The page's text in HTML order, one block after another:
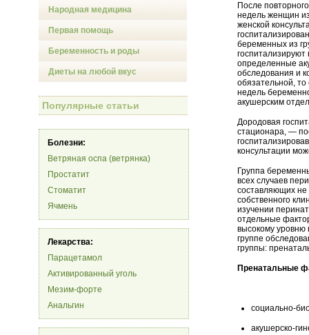
Народная медицина
Первая помощь
Беременность и роды
Диеты на любой вкус
Популярные статьи
Болезни:
Ветряная оспа (ветрянка)
Простатит
Стоматит
Ячмень
Лекарства:
Парацетамол
Активированный уголь
Мезим-форте
Анальгин
После
недель женщин
женской
беременных из
госпитализируют
определенные
обследования и
обязательной,
недель
акушерским
Дородовая
стационара, —
консультации
Группа
всех случаев
составляющих
собственного
изучении
отдельные
высокому уровню
группе
группы:
Пренатальные
социально-
акушерско-